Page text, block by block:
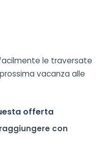
le traversate
vacanza alle
offerta
con